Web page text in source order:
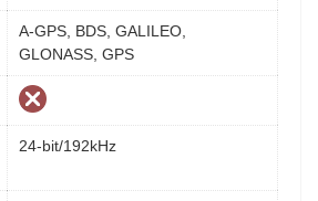
A-GPS, BDS, GALILEO,
GLONASS, GPS
24-bit/192kHz